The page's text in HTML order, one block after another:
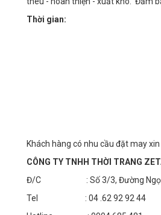
Thời gian:
Khách hàng có nhu cầu đặt may xin
CÔNG TY TNHH THỜI TRANG
Đ/C : Số 3/3, Đường Ngọc Hồi,
Tel : 04 .62 92 92 44